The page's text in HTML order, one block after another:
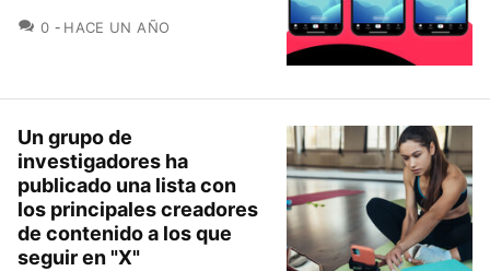
0 COMENTARIOS
HACE UN AÑO
Un grupo de
investigadores ha
publicado una lista con
los principales creadores
de contenido a los que
seguir en "X"